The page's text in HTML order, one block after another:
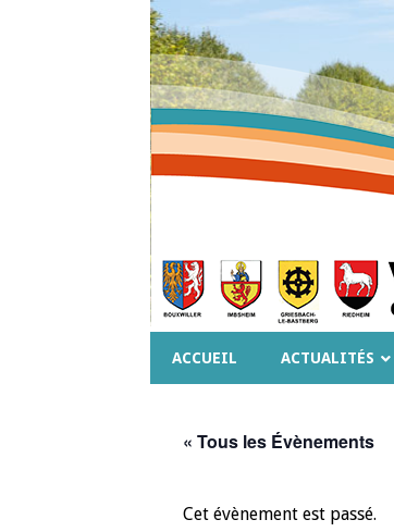
ACCUEIL ACTUALITÉS
« Tous les Évènements
Cet évènement est passé.